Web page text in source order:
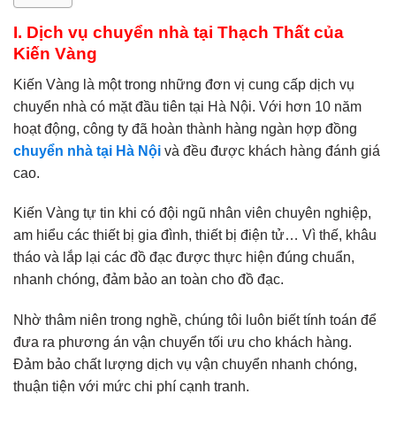
I. Dịch vụ chuyển nhà tại Thạch Thất của
Kiến Vàng
Kiến Vàng là một trong những đơn vị cung cấp dịch vụ
chuyển nhà có mặt đầu tiên tại Hà Nội. Với hơn 10 năm
hoạt động, công ty đã hoàn thành hàng ngàn hợp đồng
chuyển nhà tại Hà Nội và đều được khách hàng đánh giá
cao.
Kiến Vàng tự tin khi có đội ngũ nhân viên chuyên nghiệp,
am hiểu các thiết bị gia đình, thiết bị điện tử… Vì thế, khâu
tháo và lắp lại các đồ đạc được thực hiện đúng chuẩn,
nhanh chóng, đảm bảo an toàn cho đồ đạc.
Nhờ thâm niên trong nghề, chúng tôi luôn biết tính toán để
đưa ra phương án vận chuyển tối ưu cho khách hàng.
Đảm bảo chất lượng dịch vụ vận chuyển nhanh chóng,
thuận tiện với mức chi phí cạnh tranh.